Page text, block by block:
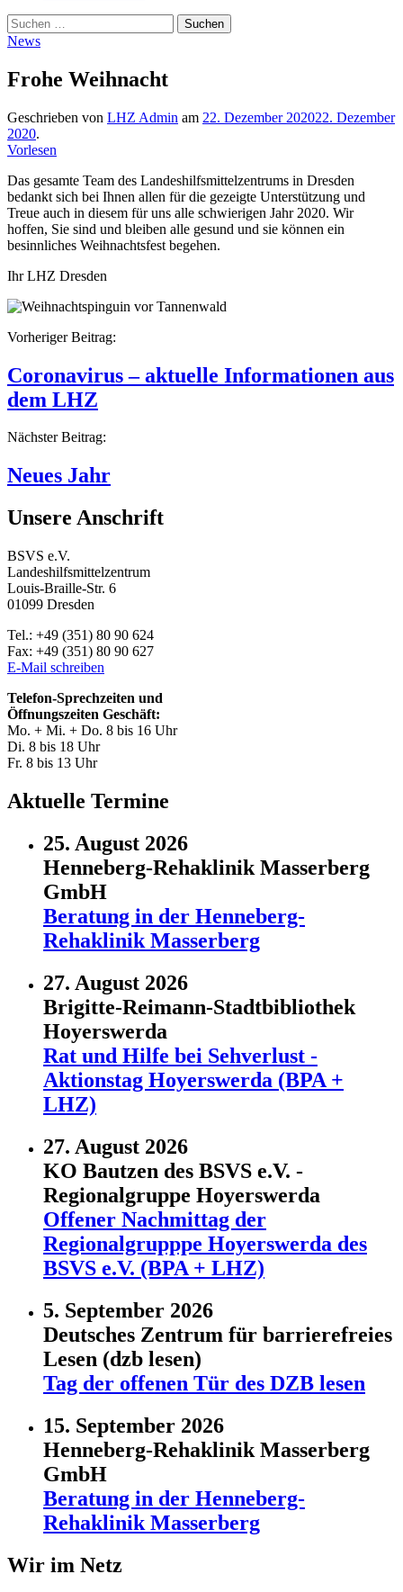
Suche
Suchen
nach:
News
Frohe Weihnacht
Geschrieben von LHZ Admin am 22. Dezember 202022. Dezember
2020.
Vorlesen
Das gesamte Team des Landeshilfsmittelzentrums in Dresden
bedankt sich bei Ihnen allen für die gezeigte Unterstützung und
Treue auch in diesem für uns alle schwierigen Jahr 2020. Wir
hoffen, Sie sind und bleiben alle gesund und sie können ein
besinnliches Weihnachtsfest begehen.
Ihr LHZ Dresden
Beitragsnavigation
Vorheriger Beitrag:
Coronavirus – aktuelle Informationen aus
dem LHZ
Nächster Beitrag:
Neues Jahr
Unsere Anschrift
BSVS e.V.
Landeshilfsmittelzentrum
Louis-Braille-Str. 6
01099 Dresden
Tel.: +49 (351) 80 90 624
Fax: +49 (351) 80 90 627
E-Mail schreiben
Telefon-Sprechzeiten und
Öffnungszeiten Geschäft:
Mo. + Mi. + Do. 8 bis 16 Uhr
Di. 8 bis 18 Uhr
Fr. 8 bis 13 Uhr
Aktuelle Termine
25. August 2026
Henneberg-Rehaklinik Masserberg
GmbH
Beratung in der Henneberg-
Rehaklinik Masserberg
27. August 2026
Brigitte-Reimann-Stadtbibliothek
Hoyerswerda
Rat und Hilfe bei Sehverlust -
Aktionstag Hoyerswerda (BPA +
LHZ)
27. August 2026
KO Bautzen des BSVS e.V. -
Regionalgruppe Hoyerswerda
Offener Nachmittag der
Regionalgrupppe Hoyerswerda des
BSVS e.V. (BPA + LHZ)
5. September 2026
Deutsches Zentrum für barrierefreies
Lesen (dzb lesen)
Tag der offenen Tür des DZB lesen
15. September 2026
Henneberg-Rehaklinik Masserberg
GmbH
Beratung in der Henneberg-
Rehaklinik Masserberg
Wir im Netz